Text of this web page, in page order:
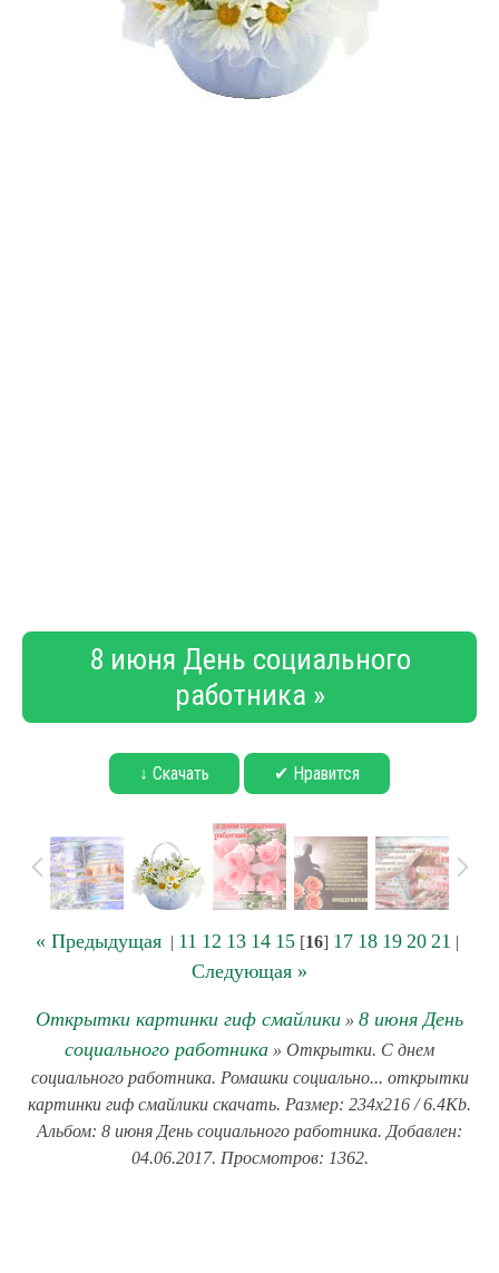
8 июня День социального
работника »
↓ Скачать ✔ Нравится
« Предыдущая | 11 12 13 14 15 [16] 17 18 19 20 21 |
Следующая »
Открытки картинки гиф смайлики » 8 июня День
социального работника » Открытки. С днем
социального работника. Ромашки социально... открытки
картинки гиф смайлики скачать. Размер: 234x216 / 6.4Kb.
Альбом: 8 июня День социального работника. Добавлен:
04.06.2017. Просмотров: 1362.